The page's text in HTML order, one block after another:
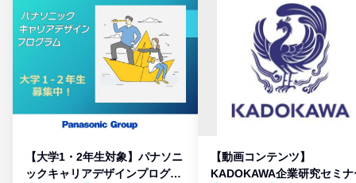
【大学1・2年生対象】パナソニ
ックキャリアデザインプログラ
【動画コンテンツ】
KADOKAWA企業研究セミナ